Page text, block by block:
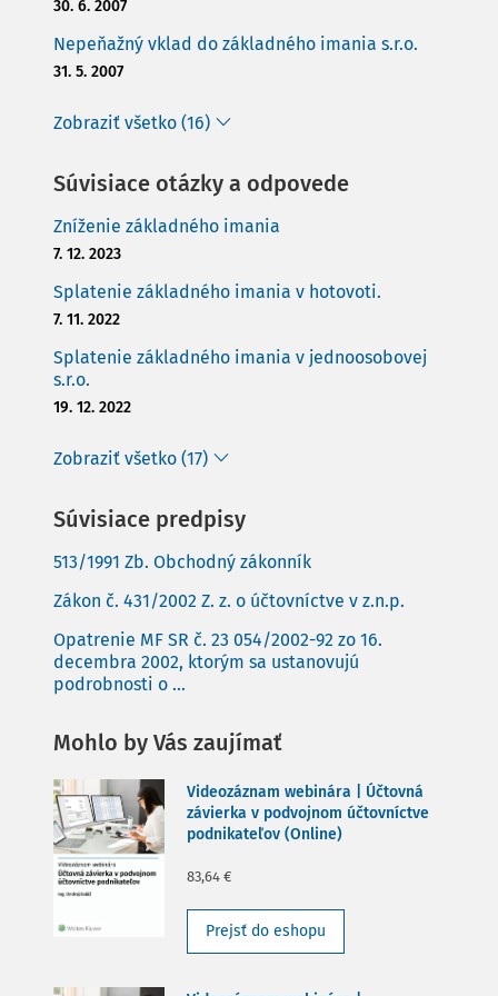
30. 6. 2007
Nepeňažný vklad do základného imania s.r.o.
31. 5. 2007
Zobraziť všetko (16)
Súvisiace otázky a odpovede
Zníženie základného imania
7. 12. 2023
Splatenie základného imania v hotovoti.
7. 11. 2022
Splatenie základného imania v jednoosobovej
s.r.o.
19. 12. 2022
Zobraziť všetko (17)
Súvisiace predpisy
513/1991 Zb. Obchodný zákonník
Zákon č. 431/2002 Z. z. o účtovníctve v z.n.p.
Opatrenie MF SR č. 23 054/2002-92 zo 16.
decembra 2002, ktorým sa ustanovujú
podrobnosti o ...
Mohlo by Vás zaujímať
Videozáznam webinára | Účtovná
závierka v podvojnom účtovníctve
podnikateľov (Online)
83,64 €
Prejsť do eshopu